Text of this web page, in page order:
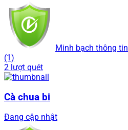
Minh bạch thông tin
(1)
2 lượt quét
Cà chua bi
Đang cập nhật